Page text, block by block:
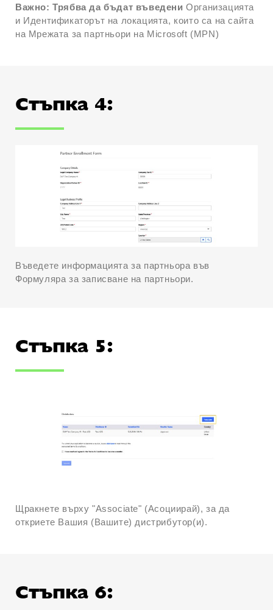
Важно:Трябва да бъдат въведени Организацията
и Идентификаторът на локацията, които са на сайта
на Мрежата за партньори на Microsoft (MPN)
Стъпка 4:
Въведете информацията за партньора във
Формуляра за записване на партньори.
Стъпка 5:
Щракнете върху "Associate" (Асоциирай), за да
откриете Вашия (Вашите) дистрибутор(и).
Стъпка 6: